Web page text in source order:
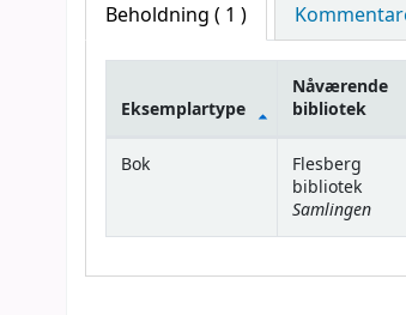
Beholdning ( 1 )
Beholdning
Eksemplartype
Nåværende
bibliotek
Bok
Flesberg
bibliotek
Samlingen